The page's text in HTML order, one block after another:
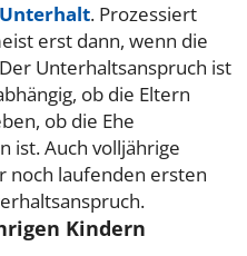
Unterhalt. Prozessiert
erst dann, wenn die
Unterhaltsanspruch ist
ob die Eltern
ob die Ehe
ist. Auch volljährige
noch laufenden ersten
Kindern